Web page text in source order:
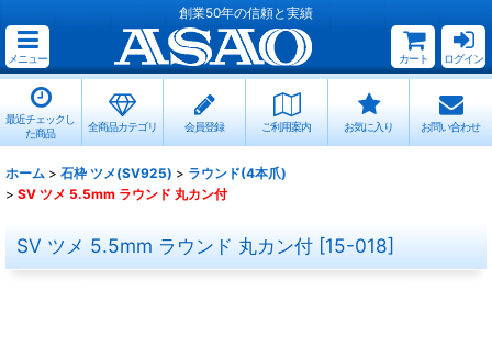
創業50年の信頼と実績
メニュー カート ログイン
最近チェックし
た商品
全商品カテゴリ 会員登録 ご利用案内 お気に入り お問い合わせ
ホーム > 石枠 ツメ(SV925) > ラウンド(4本爪)
> SV ツメ 5.5mm ラウンド 丸カン付
SV ツメ 5.5mm ラウンド 丸カン付 [15-018]